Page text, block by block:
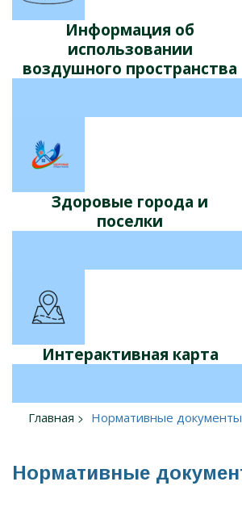
Информация об
использовании
воздушного пространства
Здоровые города и
поселки
Интерактивная карта
Главная Нормативные документы
Нормативные